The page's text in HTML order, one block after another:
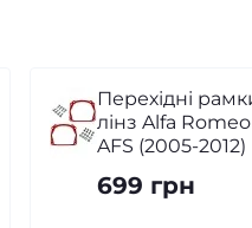
Перехідні
лінз Alfa
AFS (2005-2012)
699 грн